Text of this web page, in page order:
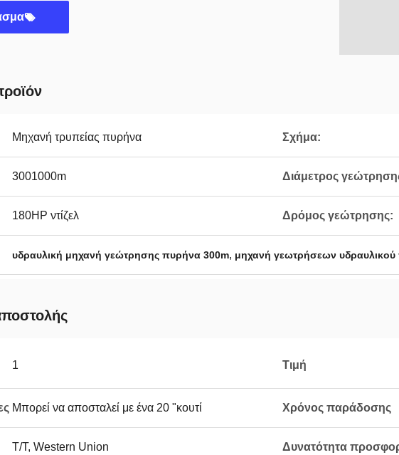
Μηχανή τρυπείας πυρήνα Σχήμα:
3001000m Διάμετρος
180HP ντίζελ Δρόμος γεώτρησης:
υδραυλική μηχανή γεώτρησης πυρήνα 300m, μηχανή γεωτρήσεων υδραυλικού
1 Τιμή
Μπορεί να αποσταλεί με ένα 20 "κουτί Χρόνος παράδοσης
T/T, Western Union Δυνατότητα